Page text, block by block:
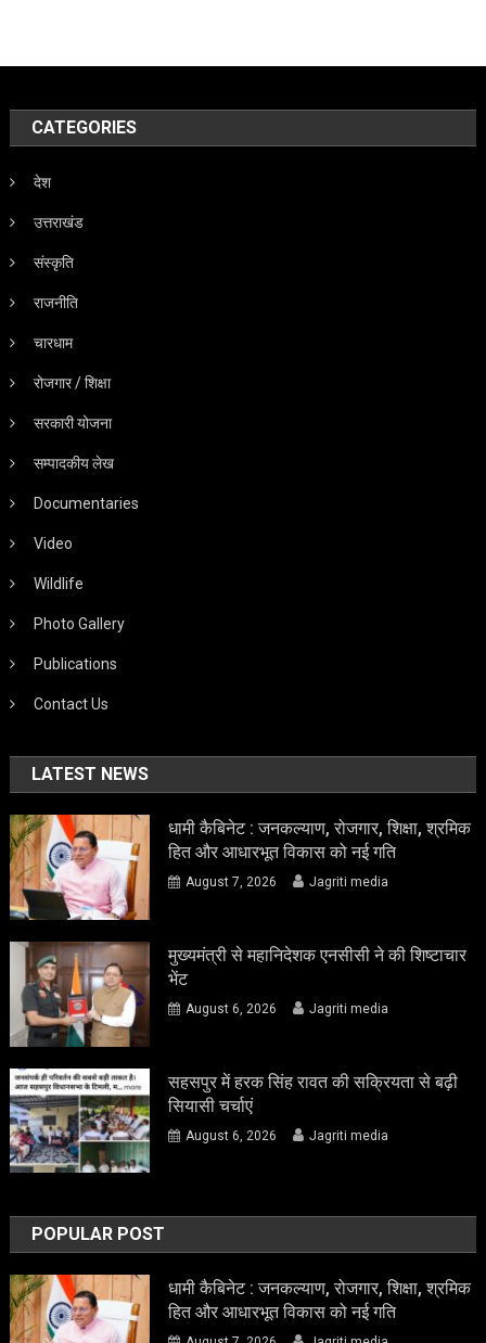
CATEGORIES
देश
उत्तराखंड
संस्कृति
राजनीति
चारधाम
रोजगार / शिक्षा
सरकारी योजना
सम्पादकीय लेख
Documentaries
Video
Wildlife
Photo Gallery
Publications
Contact Us
LATEST NEWS
धामी कैबिनेट : जनकल्याण, रोजगार, शिक्षा, श्रमिक
हित और आधारभूत विकास को नई गति
August 7, 2026 Jagriti media
मुख्यमंत्री से महानिदेशक एनसीसी ने की शिष्टाचार
भेंट
August 6, 2026 Jagriti media
सहसपुर में हरक सिंह रावत की सक्रियता से बढ़ी
सियासी चर्चाएं
August 6, 2026 Jagriti media
POPULAR POST
धामी कैबिनेट : जनकल्याण, रोजगार, शिक्षा, श्रमिक
हित और आधारभूत विकास को नई गति